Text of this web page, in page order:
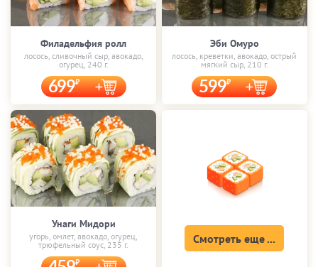
Филадельфия ролл
лосось, сливочный сыр, авокадо,
огурец, 240 г.
699
Эби Омуро
лосось, креветки, авокадо, острый
мягкий сыр, 210 г.
599
Унаги Мидори
угорь, омлет, авокадо, огурец,
трюфельный соус, 235 г.
Смотреть еще ...